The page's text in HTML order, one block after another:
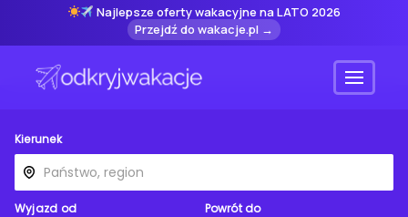
Najlepsze oferty wakacyjne na LATO 2026
Przejdź do wakacje.pl →
Menu
Kierunek
Wyjazd od Powrót do